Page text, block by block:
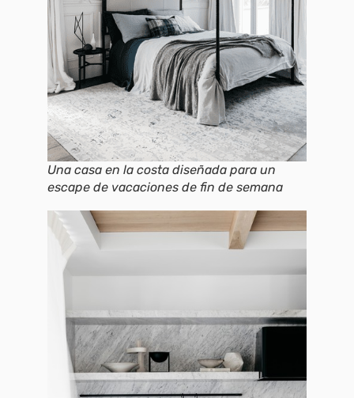
Una casa en la costa diseñada para un
escape de vacaciones de fin de semana